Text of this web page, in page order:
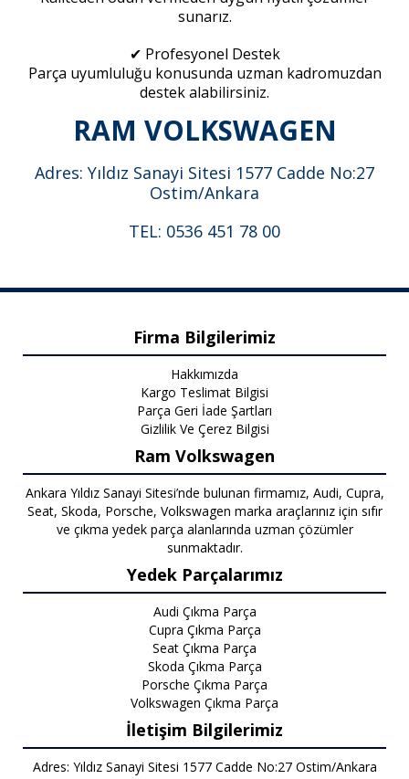
sunarız.
✔ Profesyonel Destek
Parça uyumluluğu konusunda uzman kadromuzdan
destek alabilirsiniz.
RAM VOLKSWAGEN
Adres: Yıldız Sanayi Sitesi 1577 Cadde No:27
Ostim/Ankara
TEL: 0536 451 78 00
Firma Bilgilerimiz
Hakkımızda
Kargo Teslimat Bilgisi
Parça Geri İade Şartları
Gizlilik Ve Çerez Bilgisi
Ram Volkswagen
Ankara Yıldız Sanayi Sitesi’nde bulunan firmamız, Audi, Cupra,
Seat, Skoda, Porsche, Volkswagen marka araçlarınız için sıfır
ve çıkma yedek parça alanlarında uzman çözümler
sunmaktadır.
Yedek Parçalarımız
Audi Çıkma Parça
Cupra Çıkma Parça
Seat Çıkma Parça
Skoda Çıkma Parça
Porsche Çıkma Parça
Volkswagen Çıkma Parça
İletişim Bilgilerimiz
Adres: Yıldız Sanayi Sitesi 1577 Cadde No:27 Ostim/Ankara